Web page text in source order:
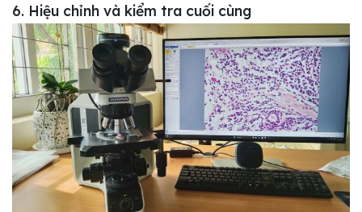
6. Hiệu chỉnh và kiểm tra cuối cùng